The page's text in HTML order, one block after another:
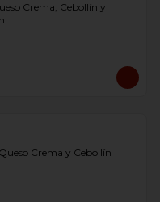
Crema, Cebollín y
Crema y Cebollín